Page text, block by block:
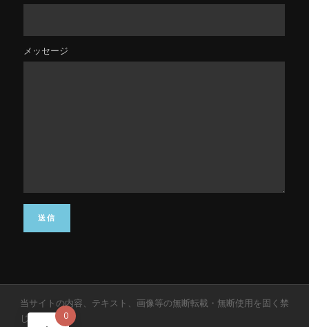
メッセージ
当サイトの内容、テキスト、画像等の無断転載・無断使用を固く禁
じます。
0